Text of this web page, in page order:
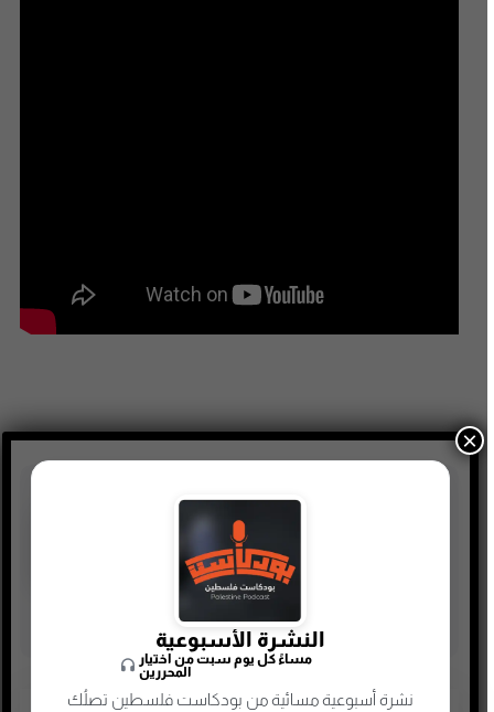
النشرة الأسبوعية
مساءً كل يوم سبت من اختيار
المحررين
نشرة أسبوعية مسائية من بودكاست فلسطين تصلُك
×